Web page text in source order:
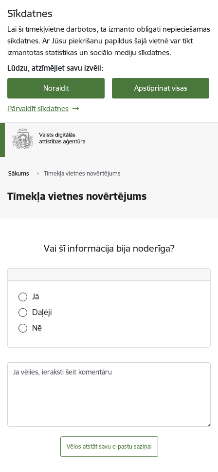
Sīkdatnes
Lai šī tīmekļvietne darbotos, tā izmanto obligāti nepieciešamās
sīkdatnes. Ar Jūsu piekrišanu papildus šajā vietnē var tikt
izmantotas statistikas un sociālo mediju sīkdatnes.
Lūdzu, atzīmējiet savu izvēli:
Noraidīt Apstiprināt visas
Pārvaldīt sīkdatnes
Sākums Tīmekļa vietnes novērtējums
Tīmekļa vietnes novērtējums
Vai šī informācija bija noderīga?
Vai šī informācija bija noderīga?
Jā
Daļēji
Nē
Ja vēlies, ieraksti šeit komentāru
Vēlos atstāt savu e-pastu saziņai